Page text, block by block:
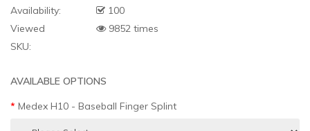
Availability:
100
Viewed
9852 times
SKU:
AVAILABLE OPTIONS
Medex H10 - Baseball Finger Splint